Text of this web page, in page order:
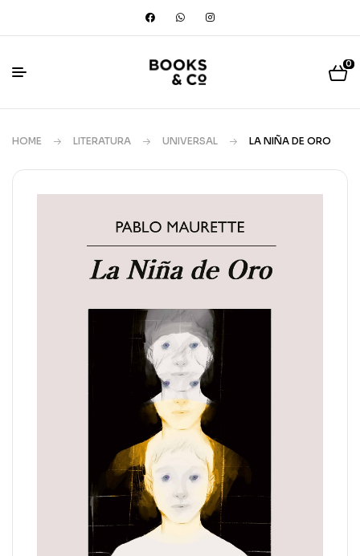
0
HOME LITERATURA UNIVERSAL LA NIÑA DE ORO